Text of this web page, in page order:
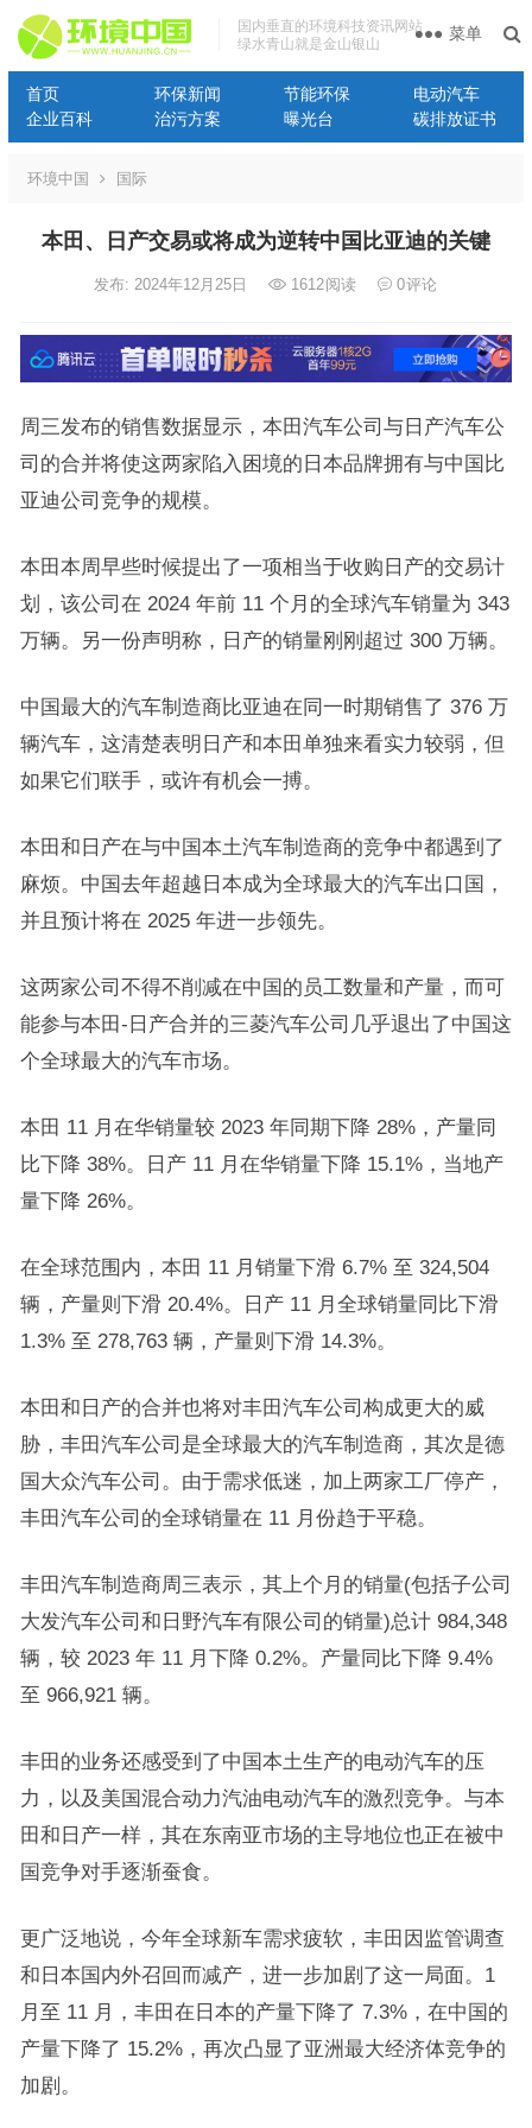
国内垂直的环境科技资讯网站
绿水青山就是金山银山
首页 环保新闻 节能环保
电动汽车
企业百科
治污方案 曝光台 碳排放证书
菜单
环境中国 国际
本田、日产交易或将成为逆转中国比亚迪的关键
发布: 2024年12月25日 1612阅读 0评论
周三发布的销售数据显示，本田汽车公司与日产汽车公
司的合并将使这两家陷入困境的日本品牌拥有与中国比
亚迪公司竞争的规模。
本田本周早些时候提出了一项相当于收购日产的交易计
划，该公司在 2024 年前 11 个月的全球汽车销量为 343
万辆。另一份声明称，日产的销量刚刚超过 300 万辆。
中国最大的汽车制造商比亚迪在同一时期销售了 376 万
辆汽车，这清楚表明日产和本田单独来看实力较弱，但
如果它们联手，或许有机会一搏。
本田和日产在与中国本土汽车制造商的竞争中都遇到了
麻烦。中国去年超越日本成为全球最大的汽车出口国，
并且预计将在 2025 年进一步领先。
这两家公司不得不削减在中国的员工数量和产量，而可
能参与本田-日产合并的三菱汽车公司几乎退出了中国这
个全球最大的汽车市场。
本田 11 月在华销量较 2023 年同期下降 28%，产量同
比下降 38%。日产 11 月在华销量下降 15.1%，当地产
量下降 26%。
在全球范围内，本田 11 月销量下滑 6.7% 至 324,504
辆，产量则下滑 20.4%。日产 11 月全球销量同比下滑
1.3% 至 278,763 辆，产量则下滑 14.3%。
本田和日产的合并也将对丰田汽车公司构成更大的威
胁，丰田汽车公司是全球最大的汽车制造商，其次是德
国大众汽车公司。由于需求低迷，加上两家工厂停产，
丰田汽车公司的全球销量在 11 月份趋于平稳。
丰田汽车制造商周三表示，其上个月的销量(包括子公司
大发汽车公司和日野汽车有限公司的销量)总计 984,348
辆，较 2023 年 11 月下降 0.2%。产量同比下降 9.4%
至 966,921 辆。
丰田的业务还感受到了中国本土生产的电动汽车的压
力，以及美国混合动力汽油电动汽车的激烈竞争。与本
田和日产一样，其在东南亚市场的主导地位也正在被中
国竞争对手逐渐蚕食。
更广泛地说，今年全球新车需求疲软，丰田因监管调查
和日本国内外召回而减产，进一步加剧了这一局面。1
月至 11 月，丰田在日本的产量下降了 7.3%，在中国的
产量下降了 15.2%，再次凸显了亚洲最大经济体竞争的
加剧。